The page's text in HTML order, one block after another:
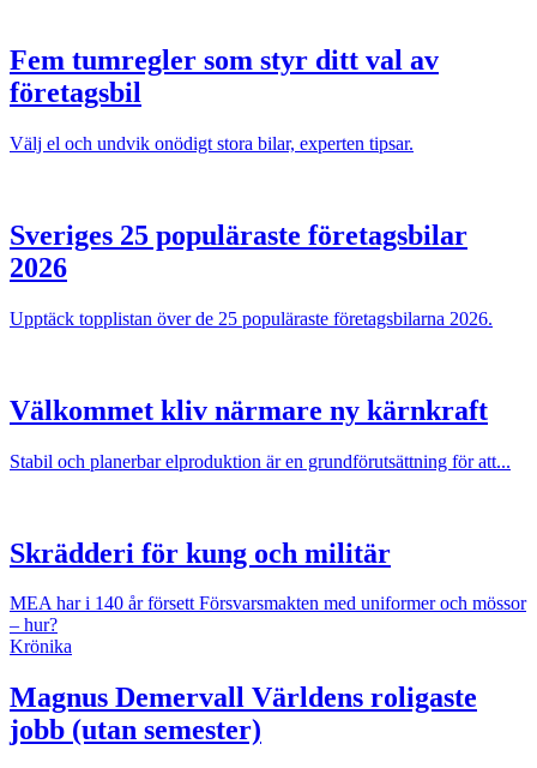
Fem tumregler som styr ditt val av
företagsbil
Välj el och undvik onödigt stora bilar, experten tipsar.
Sveriges 25 populäraste företagsbilar
2026
Upptäck topplistan över de 25 populäraste företagsbilarna 2026.
Välkommet kliv närmare ny kärnkraft
Stabil och planerbar elproduktion är en grundförutsättning för att...
Skrädderi för kung och militär
MEA har i 140 år försett Försvarsmakten med uniformer och mössor
– hur?
Krönika
Magnus Demervall Världens roligaste
jobb (utan semester)